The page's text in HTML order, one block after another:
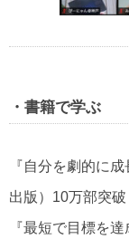
・書籍で学ぶ
『自分を劇的に
出版）10万部突破
『最短で目標を